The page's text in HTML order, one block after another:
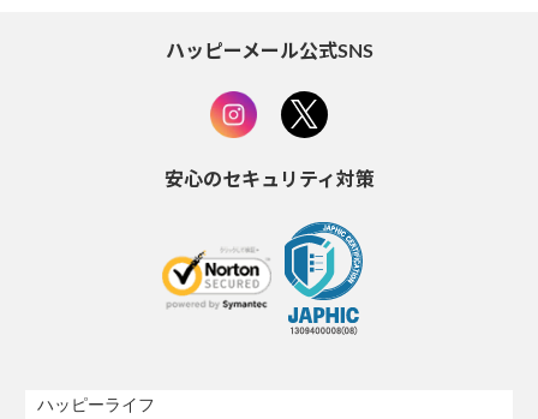
ハッピーメール公式SNS
安心のセキュリティ対策
ハッピーライフ